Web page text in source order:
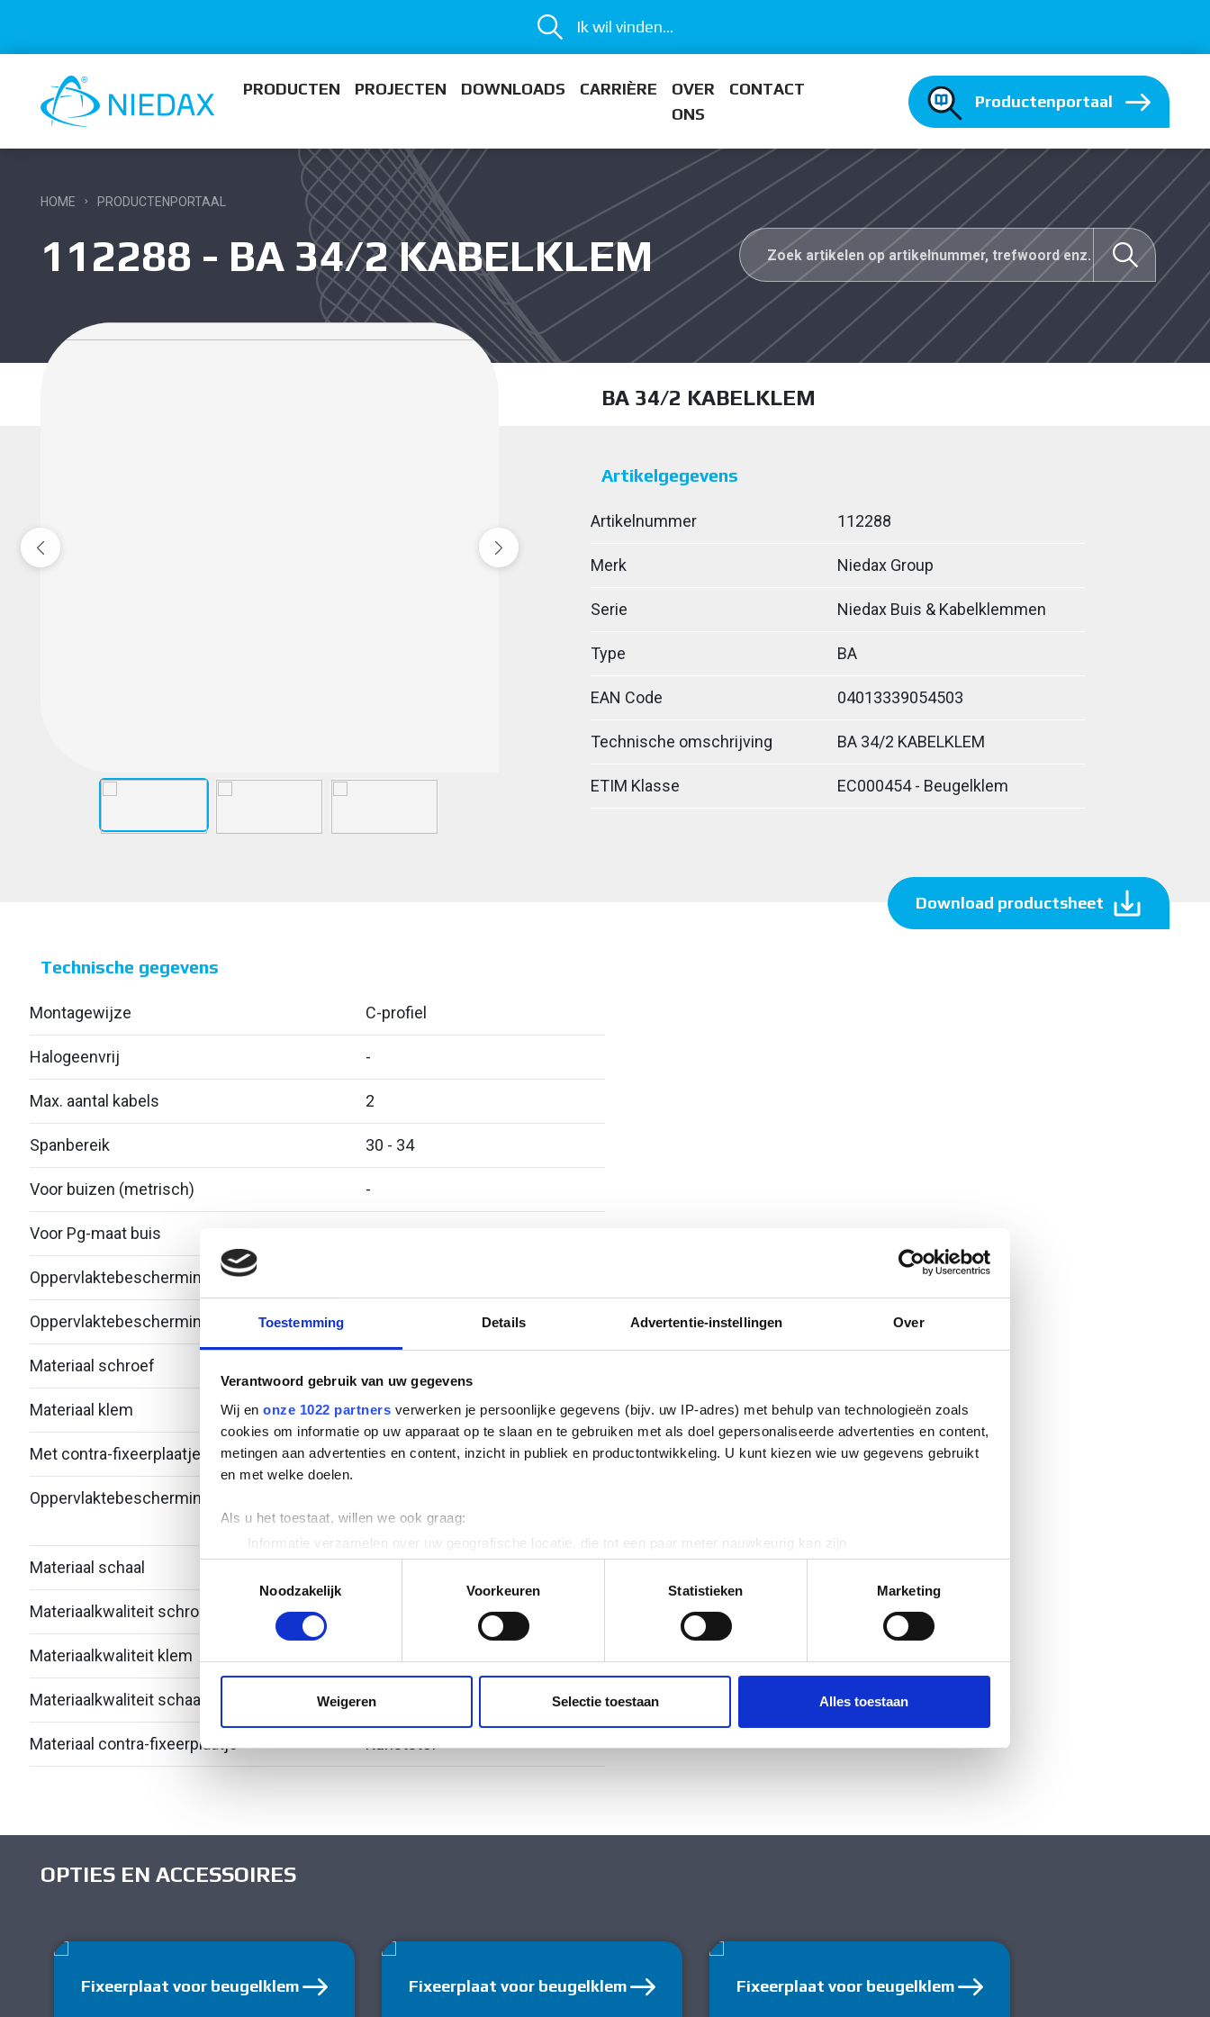
Toestemming Details Advertentie-instellingen Over
Verantwoord gebruik van uw gegevens
Wij en onze 1022 partners verwerken je persoonlijke gegevens (bijv. uw IP-adres) met behulp van technologieën zoals
cookies om informatie op uw apparaat op te slaan en te gebruiken met als doel gepersonaliseerde advertenties en content,
metingen aan advertenties en content, inzicht in publiek en productontwikkeling. U kunt kiezen wie uw gegevens gebruikt
en met welke doelen.
Als u het toestaat, willen we ook graag:
Informatie verzamelen over uw geografische locatie, die tot een paar meter nauwkeurig kan zijn
Uw apparaat identificeren door het actief te scannen op specifieke eigenschappen (fingerprinting)
Lees meer over hoe uw persoonlijke gegevens worden verwerkt en stel uw voorkeuren in het
detailgedeeltein. U kunt uw
toestemming op elk moment wijzigen of intrekken in de Cookieverklaring.
websiteverkeer te analyseren. Ook delen we informatie over uw gebruik van onze site met onze partners voor social
media, adverteren en analyse. Deze partners kunnen deze gegevens combineren met andere informatie die u aan ze heeft
Noodzakelijk
Voorkeuren Statistieken Marketing
Weigeren Selectie toestaan Alles toestaan
Ik wil vinden...
PRODUCTEN PROJECTEN DOWNLOADS CARRIÈRE
OVER
ONS
CONTACT
Productenportaal
HOME PRODUCTENPORTAAL
112288 - BA 34/2 KABELKLEM
BA 34/2 KABELKLEM
Artikelgegevens
Artikelnummer 112288
Merk Niedax Group
Serie Niedax Buis & Kabelklemmen
Type BA
EAN Code 04013339054503
Technische omschrijving BA 34/2 KABELKLEM
ETIM Klasse EC000454 - Beugelklem
Download productsheet
Technische gegevens
Montagewijze C-profiel
Halogeenvrij -
Max. aantal kabels 2
Spanbereik 30 - 34
Voor buizen (metrisch) -
Voor Pg-maat buis
Oppervlaktebescherming klem
Oppervlaktebescherming schroef Zink/nikkel legering
Materiaal schroef
Materiaal klem Staal
Met contra-fixeerplaatje Nee
Oppervlaktebescherming schaal
verzinkt)
Materiaal schaal
Materiaalkwaliteit schroef
Materiaalkwaliteit klem
Materiaalkwaliteit schaal Overig
Materiaal contra-fixeerplaatje Kunststof
OPTIES EN ACCESSOIRES
Fixeerplaat voor beugelklem Fixeerplaat voor beugelklem Fixeerplaat voor beugelklem